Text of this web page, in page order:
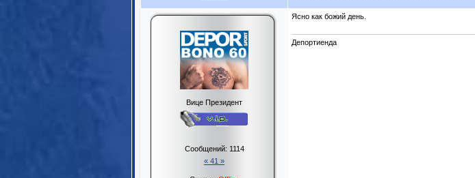
Вице Президент
Сообщений: 1114
« 41 »
Ясно как божий день.
Депортиенда